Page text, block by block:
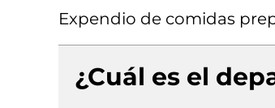
Expendio de comidas
¿Cuál es el